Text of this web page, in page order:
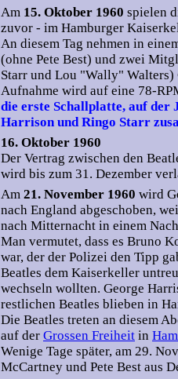
Am 15. Oktober 1960 spielen
zuvor - im Hamburger
An diesem Tag nehmen in
(ohne Pete Best) und zwei
Starr und Lou "Wally" Walters)
Aufnahme wird auf eine 78-
die erste Schallplatte, auf der
Harrison und Ringo Starr
16. Oktober 1960
Der Vertrag zwischen den
wird bis zum 31. Dezember
Am 21. November 1960 wird
nach England abgeschoben,
nach Mitternacht in einem
Man vermutet, dass es Bruno
war, der der Polizei den Tipp
Beatles dem Kaiserkeller
wechseln wollten. George
restlichen Beatles blieben in
Die Beatles treten an diesem
auf der Grossen Freiheit in
Wenige Tage später, am 29.
McCartney und Pete Best aus